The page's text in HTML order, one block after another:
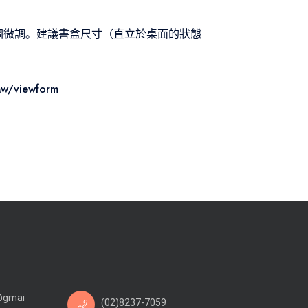
調。建議書盒尺寸（直立於桌面的狀態
viewform
(02)8237-7059